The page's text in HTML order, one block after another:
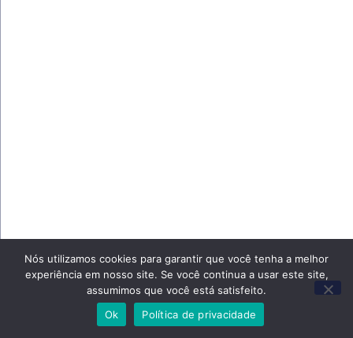
Nós utilizamos cookies para garantir que você tenha a melhor
experiência em nosso site. Se você continua a usar este site,
assumimos que você está satisfeito.
Ok
Política de privacidade